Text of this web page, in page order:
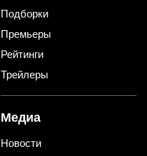
Подборки
Премьеры
Рейтинги
Трейлеры
Медиа
Новости